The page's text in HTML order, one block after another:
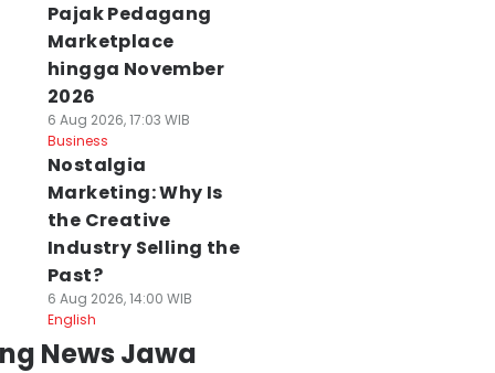
Pajak Pedagang
Marketplace
hingga November
2026
6 Aug 2026, 17:03 WIB
Business
Nostalgia
Marketing: Why Is
the Creative
Industry Selling the
Past?
6 Aug 2026, 14:00 WIB
English
News Jawa